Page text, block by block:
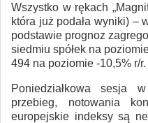
Wszystko w rękach
która już podała wyniki) –
podstawie prognoz
siedmiu spółek na
494 na poziomie -10,5% r/r.
Poniedziałkowa sesja
przebieg, notowania
europejskie indeksy są